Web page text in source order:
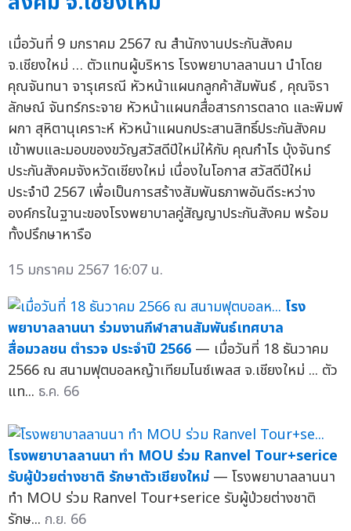
เมื่อวันที่ 9 มกราคม 2567 ณ สำนักงานประกันสังคม
จ.เชียงใหม่ … ตัวแทนผู้บริหาร โรงพยาบาลลานนา นำโดย
คุณจันทนา จารุเศรณี หัวหน้าแผนกลูกค้าสัมพันธ์ , คุณจิรา
ลักษณ์ จันทร์กระจาย หัวหน้าแผนกสื่อสารการตลาด และพิมพ์
ผกา สุหิตานุเคราะห์ หัวหน้าแผนกประสานสิทธิ์ประกันสังคม
เข้าพบและมอบของขวัญสวัสดีปีใหม่ให้กับ คุณกำไร บุ้งจันทร์
ประกันสังคมจังหวัดเชียงใหม่ เนื่องในโอกาส สวัสดีปีใหม่
ประจำปี 2567 เพื่อเป็นการสร้างสัมพันธภาพอันดีระหว่าง
องค์กรในฐานะของโรงพยาบาลคู่สัญญาประกันสังคม พร้อม
ทั้งปรึกษาหารือ
15 มกราคม 2567 16:07 น.
โรง
พยาบาลลานนา ร่วมงานกีฬาสานสัมพันธ์เทศบาล
สื่อมวลชน ตำรวจ ประจำปี 2566 — เมื่อวันที่ 18 ธันวาคม
2566 ณ สนามฟุตบอลหญ้าเทียมไนซ์เพลส จ.เชียงใหม่ ... ตัว
แท... ธ.ค. 66
โรงพยาบาลลานนา ทำ MOU ร่วม Ranvel Tour+serice
รับผู้ป่วยต่างชาติ รักษาตัวเชียงใหม่ — โรงพยาบาลลานนา
ทำ MOU ร่วม Ranvel Tour+serice รับผู้ป่วยต่างชาติ
รักษ... ก.ย. 66